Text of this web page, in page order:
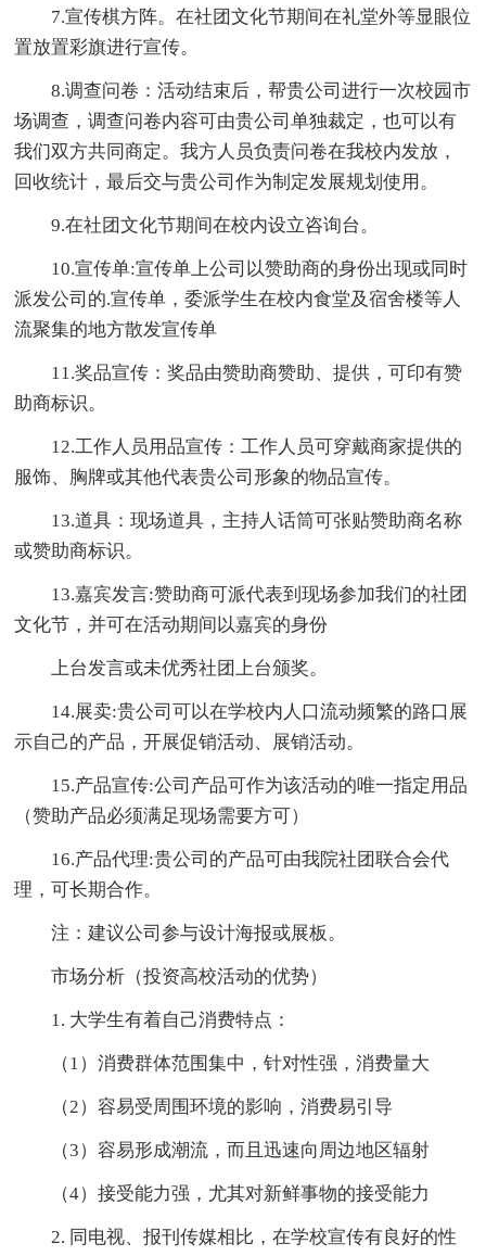
7.宣传棋方阵。在社团文化节期间在礼堂外等显眼位
置放置彩旗进行宣传。
8.调查问卷：活动结束后，帮贵公司进行一次校园市
场调查，调查问卷内容可由贵公司单独裁定，也可以有
我们双方共同商定。我方人员负责问卷在我校内发放，
回收统计，最后交与贵公司作为制定发展规划使用。
9.在社团文化节期间在校内设立咨询台。
10.宣传单:宣传单上公司以赞助商的身份出现或同时
派发公司的.宣传单，委派学生在校内食堂及宿舍楼等人
流聚集的地方散发宣传单
11.奖品宣传：奖品由赞助商赞助、提供，可印有赞
助商标识。
12.工作人员用品宣传：工作人员可穿戴商家提供的
服饰、胸牌或其他代表贵公司形象的物品宣传。
13.道具：现场道具，主持人话筒可张贴赞助商名称
或赞助商标识。
13.嘉宾发言:赞助商可派代表到现场参加我们的社团
文化节，并可在活动期间以嘉宾的身份
上台发言或未优秀社团上台颁奖。
14.展卖:贵公司可以在学校内人口流动频繁的路口展
示自己的产品，开展促销活动、展销活动。
15.产品宣传:公司产品可作为该活动的唯一指定用品
（赞助产品必须满足现场需要方可）
16.产品代理:贵公司的产品可由我院社团联合会代
理，可长期合作。
注：建议公司参与设计海报或展板。
市场分析（投资高校活动的优势）
1. 大学生有着自己消费特点：
（1）消费群体范围集中，针对性强，消费量大
（2）容易受周围环境的影响，消费易引导
（3）容易形成潮流，而且迅速向周边地区辐射
（4）接受能力强，尤其对新鲜事物的接受能力
2. 同电视、报刊传媒相比，在学校宣传有良好的性